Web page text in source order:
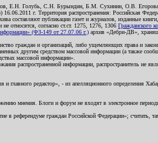
Е.Н. Голубь, С.Н. Бурындин, Б.М. Сухинин, О.В. Егорова
г. Территория распространения: Российская
составляют публикации газет и журналов, изданные
относятся, согласно ст.ст. 1275, 1276, 1306 Гражданского
(ФЗ-149 от 27.07.06 г.) архив «Дебри-ДВ»,
граждан и организаций, либо ущемляющих права и
другим средством массовой информации (а также
массовой информации».
распространенной информации, распространитель не
редактор», - из апелляционного определения
мнения. Блоги и форум не входят в электронное
референдуме граждан Российской Федерации»; считать,